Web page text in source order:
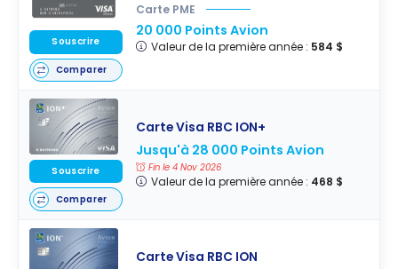
Carte PME
20 000 Points Avion
Valeur de la première année : 584 $
Souscrire
Comparer
Carte Visa RBC ION+
Jusqu'à 28 000 Points Avion
Fin le 4 Nov 2026
Valeur de la première année : 468 $
Souscrire
Comparer
Carte Visa RBC ION